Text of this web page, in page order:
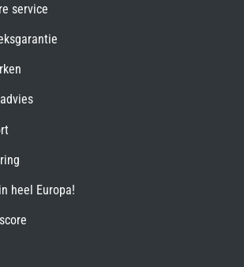
service
heel Europa!